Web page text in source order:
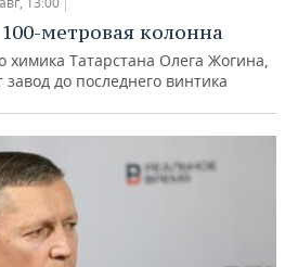
метровая колонна
химика Татарстана Олега Жогина,
до последнего винтика